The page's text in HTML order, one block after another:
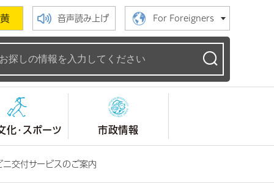
黄 音声読み上げ For Foreigners
ページ
化・スポーツ 市政情報
ニ交付サービスのご案内